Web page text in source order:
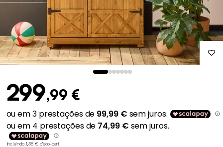
299,99 €
Incluindo 1,38 € d'éco-part.